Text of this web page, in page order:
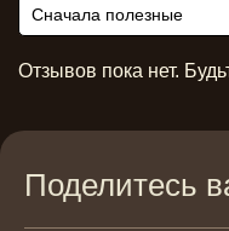
Сначала полезные
Отзывов пока нет.
Поделитесь